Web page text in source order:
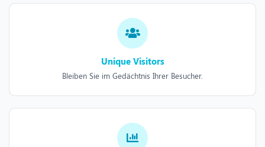
Unique Visitors
Bleiben Sie im Gedächtnis Ihrer Besucher.